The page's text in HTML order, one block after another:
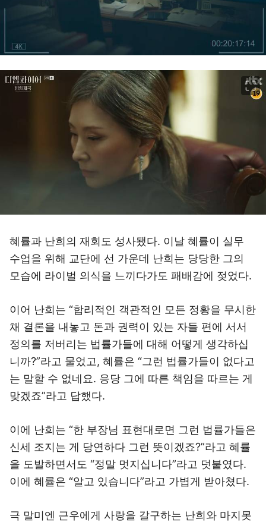
혜률과 난희의 재회도 성사됐다. 이날 혜률이 실무
수업을 위해 교단에 선 가운데 난희는 당당한 그의
모습에 라이벌 의식을 느끼다가도 패배감에 젖었다.
이어 난희는 “합리적인 객관적인 모든 정황을 무시한
채 결론을 내놓고 돈과 권력이 있는 자들 편에 서서
정의를 저버리는 법률가들에 대해 어떻게 생각하십
니까?”라고 물었고, 혜률은 “그런 법률가들이 없다고
는 말할 수 없네요. 응당 그에 따른 책임을 따르는 게
맞겠죠”라고 답했다.
이에 난희는 “한 부장님 표현대로면 그런 법률가들은
신세 조지는 게 당연하다 그런 뜻이겠죠?”라고 혜률
을 도발하면서도 “정말 멋지십니다”라고 덧붙였다.
이에 혜률은 “알고 있습니다”라고 가볍게 받아쳤다.
극 말미엔 근우에게 사랑을 갈구하는 난희와 마지못